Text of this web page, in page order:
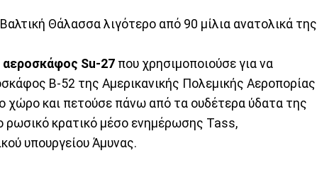
Θάλασσα λιγότερο από 90 μίλια ανατολικά της
αεροσκάφος Su-27 που χρησιμοποιούσε για να
B-52 της Αμερικανικής Πολεμικής Αεροπορίας
χώρο και πετούσε πάνω από τα ουδέτερα ύδατα της
κρατικό μέσο ενημέρωσης Tass,
υπουργείου Άμυνας.